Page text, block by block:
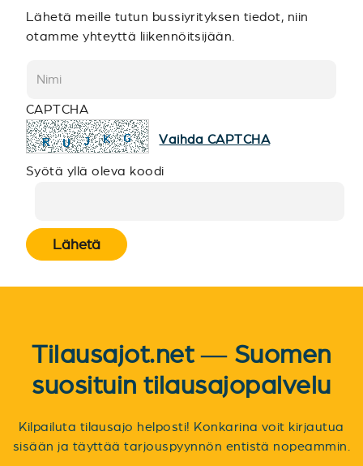
Lähetä meille tutun bussiyrityksen tiedot, niin
otamme yhteyttä liikennöitsijään.
CAPTCHA
Vaihda CAPTCHA
Syötä yllä oleva koodi
Lähetä
Tilausajot.net — Suomen
suosituin tilausajopalvelu
Kilpailuta tilausajo helposti! Konkarina voit kirjautua
sisään ja täyttää tarjouspyynnön entistä nopeammin.